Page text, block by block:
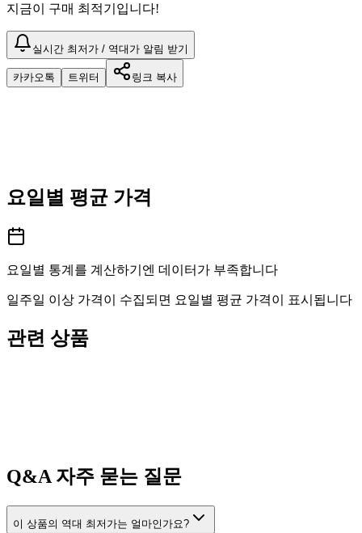
지금이 구매 최적기입니다!
실시간 최저가 / 역대가 알림 받기
카카오톡 트위터 링크 복사
요일별 평균 가격
요일별 통계를 계산하기엔 데이터가 부족합니다
일주일 이상 가격이 수집되면 요일별 평균 가격이 표시됩니다
관련 상품
Q&A자주 묻는 질문
이 상품의 역대 최저가는 얼마인가요?